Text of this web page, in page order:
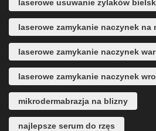
laserowe usuwanie żylaków
laserowe zamykanie naczynek na
laserowe zamykanie naczynek
laserowe zamykanie naczynek
mikrodermabrazja na blizny
najlepsze serum do rzęs